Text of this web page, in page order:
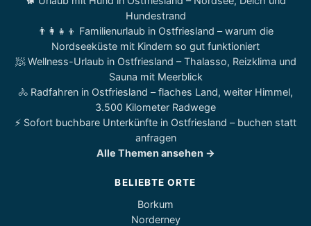
Hundestrand
👨‍👩‍👧‍👦 Familienurlaub in Ostfriesland – warum die
Nordseeküste mit Kindern so gut funktioniert
🧖 Wellness-Urlaub in Ostfriesland – Thalasso, Reizklima und
Sauna mit Meerblick
🚴 Radfahren in Ostfriesland – flaches Land, weiter Himmel,
3.500 Kilometer Radwege
⚡ Sofort buchbare Unterkünfte in Ostfriesland – buchen statt
anfragen
Alle Themen ansehen →
BELIEBTE ORTE
Borkum
Norderney